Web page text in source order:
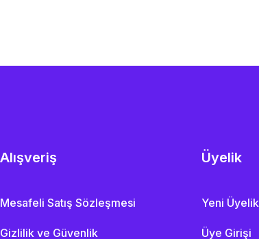
Alışveriş
Mesafeli Satış Sözleşmesi
Gizlilik ve Güvenlik
Üyelik
Yeni Üyelik
Üye Girişi